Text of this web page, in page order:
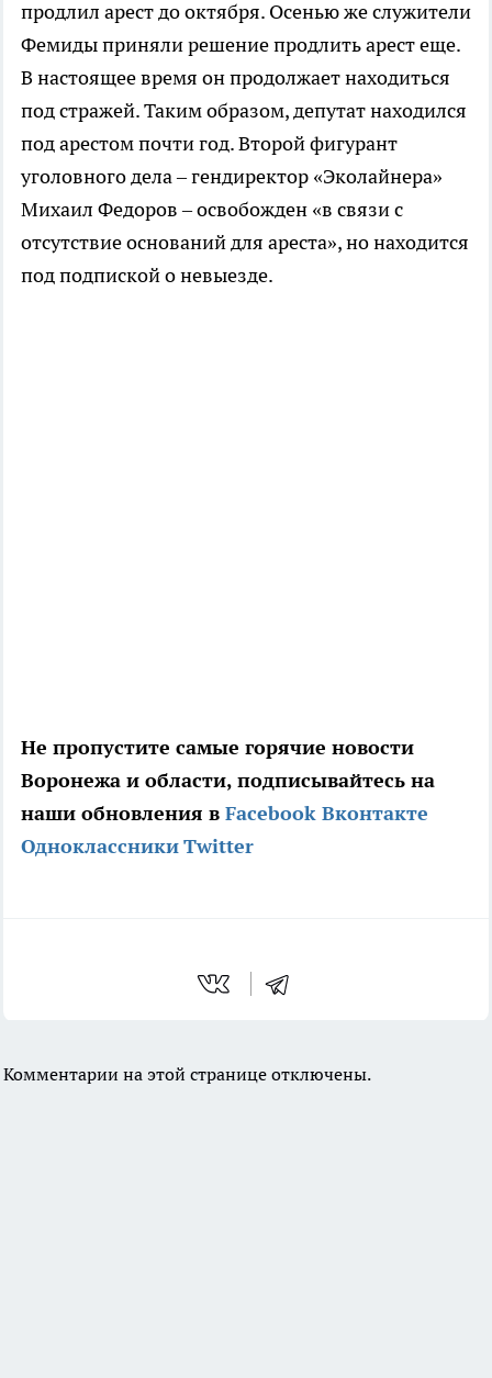
продлил арест до октября. Осенью же служители
Фемиды приняли решение продлить арест еще.
В настоящее время он продолжает находиться
под стражей. Таким образом, депутат находился
под арестом почти год. Второй фигурант
уголовного дела – гендиректор «Эколайнера»
Михаил Федоров – освобожден «в связи с
отсутствие оснований для ареста», но находится
под подпиской о невыезде.
Не пропустите самые горячие новости
Воронежа и области, подписывайтесь на
наши обновления в Facebook Вконтакте
ОдноклассникиTwitter
Комментарии на этой странице отключены.